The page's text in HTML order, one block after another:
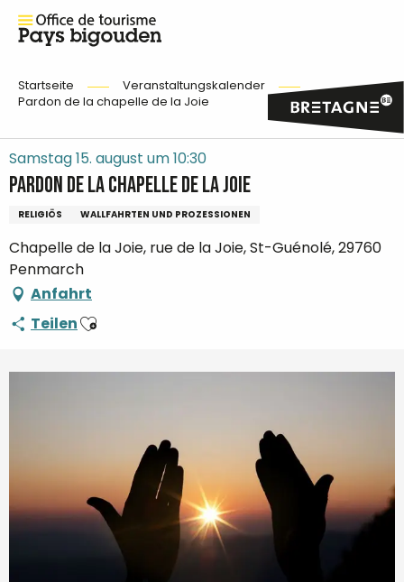
Startseite
Veranstaltungskalender
Pardon de la chapelle de la Joie
Samstag 15. august um 10:30
Pardon de la chapelle de la Joie
RELIGIÖS WALLFAHRTEN UND PROZESSIONEN
Chapelle de la Joie, rue de la Joie, St-Guénolé, 29760
Penmarch
Anfahrt
TeilenAjouter aux favoris